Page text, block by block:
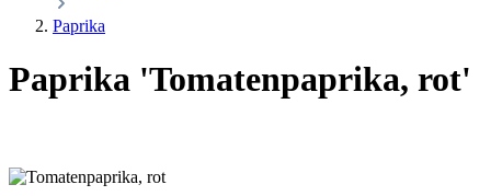
Paprika
Paprika 'Tomatenpaprika, rot'